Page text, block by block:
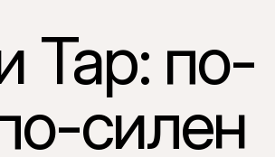
Tap: по-
силен